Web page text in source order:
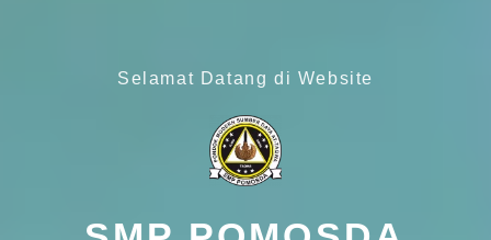
Selamat Datang di Website